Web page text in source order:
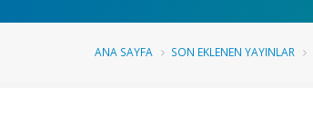
ANA SAYFA SON EKLENEN YAYINLAR